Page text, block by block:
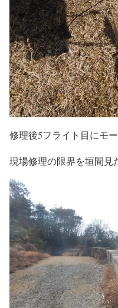
修理後5フライト目にモ
現場修理の限界を垣間見